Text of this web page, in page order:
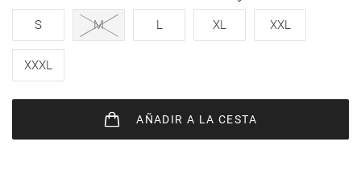
S M L XL XXL
XXXL
AÑADIR A LA CESTA